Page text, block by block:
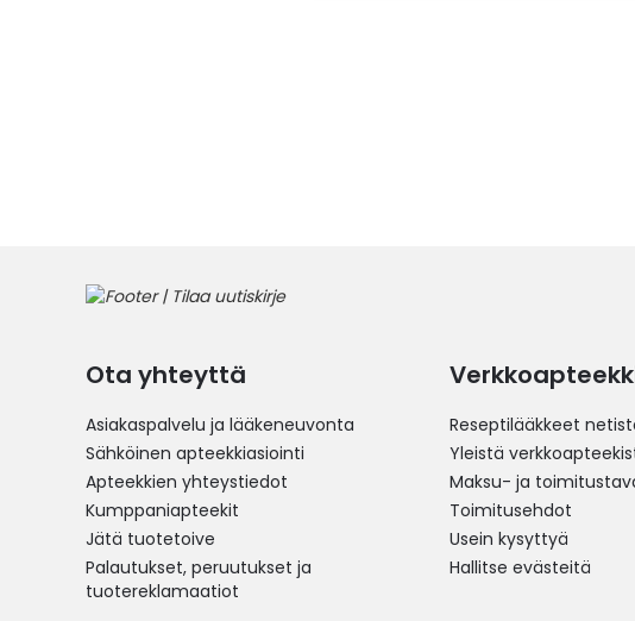
Ota yhteyttä
Asiakaspalvelu ja lääkeneuvonta
Sähköinen apteekkiasiointi
Apteekkien yhteystiedot
Kumppaniapteekit
Jätä tuotetoive
Palautukset, peruutukset ja
tuotereklamaatiot
Reseptilääkkeet
Yleistä
Maksu- ja
Toimitusehdot
Usein kysyttyä
Hallitse evästeitä